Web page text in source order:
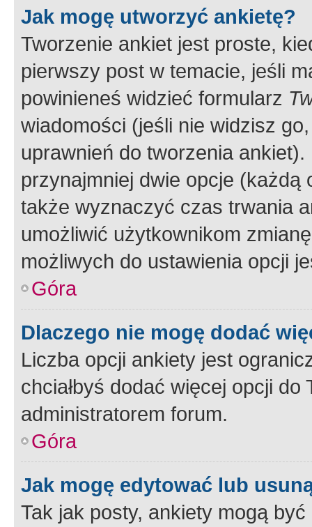
Jak mogę utworzyć ankietę?
Tworzenie ankiet jest proste,
pierwszy post w temacie, jeśli
powinieneś widzieć formularz
wiadomości (jeśli nie widzisz
uprawnień do tworzenia
przynajmniej dwie opcje
także wyznaczyć czas trwania
umożliwić użytkownikom
możliwych do ustawienia opcji
Góra
Dlaczego nie mogę dodać
Liczba opcji ankiety jest
chciałbyś dodać więcej opcji
administratorem forum.
Góra
Jak mogę edytować lub
Tak jak posty, ankiety mogą